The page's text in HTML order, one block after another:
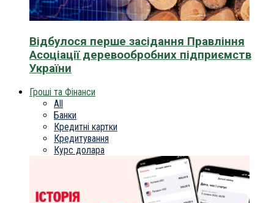
Відбулося перше засідання Правління
Асоціації деревообробних підприємств
України
Гроші та Фінанси
All
Банки
Кредитні картки
Кредитування
Курс долара